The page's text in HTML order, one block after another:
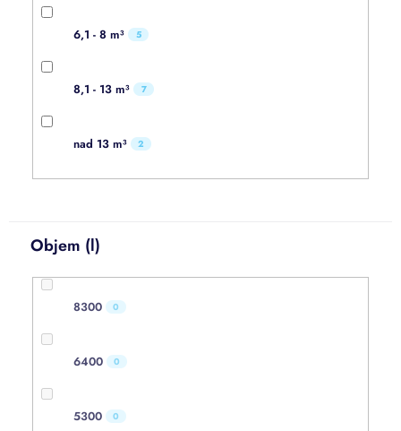
6,1 - 8 m³ 5
8,1 - 13 m³ 7
nad 13 m³ 2
Objem (l)
8300 0
6400 0
5300 0